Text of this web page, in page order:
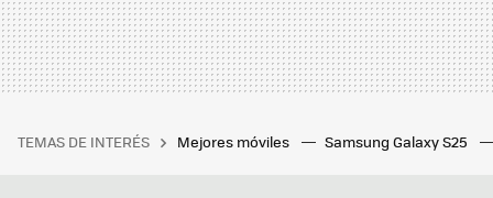
TEMAS DE INTERÉS Mejores móviles Samsung Galaxy S25